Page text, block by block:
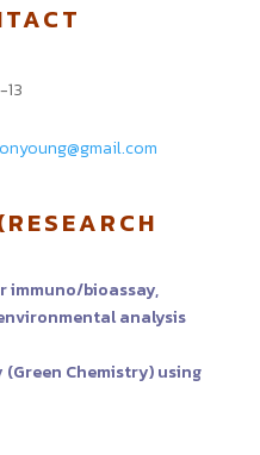
immuno/bioassay,
analysis
Chemistry) using